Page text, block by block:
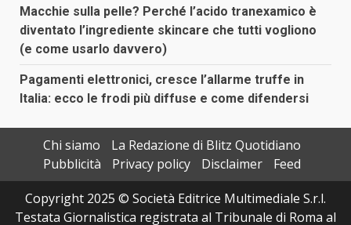
Macchie sulla pelle? Perché l’acido tranexamico è
diventato l’ingrediente skincare che tutti vogliono
(e come usarlo davvero)
Pagamenti elettronici, cresce l’allarme truffe in
Italia: ecco le frodi più diffuse e come difendersi
Chi siamo
La Redazione di Blitz Quotidiano
Pubblicità
Privacy policy Disclaimer
Feed
Copyright 2025 © Società Editrice Multimediale S.r.l.
Testata Giornalistica registrata al Tribunale di Roma al